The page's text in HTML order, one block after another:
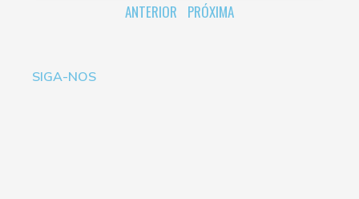
ANTERIOR PRÓXIMA
SIGA-NOS